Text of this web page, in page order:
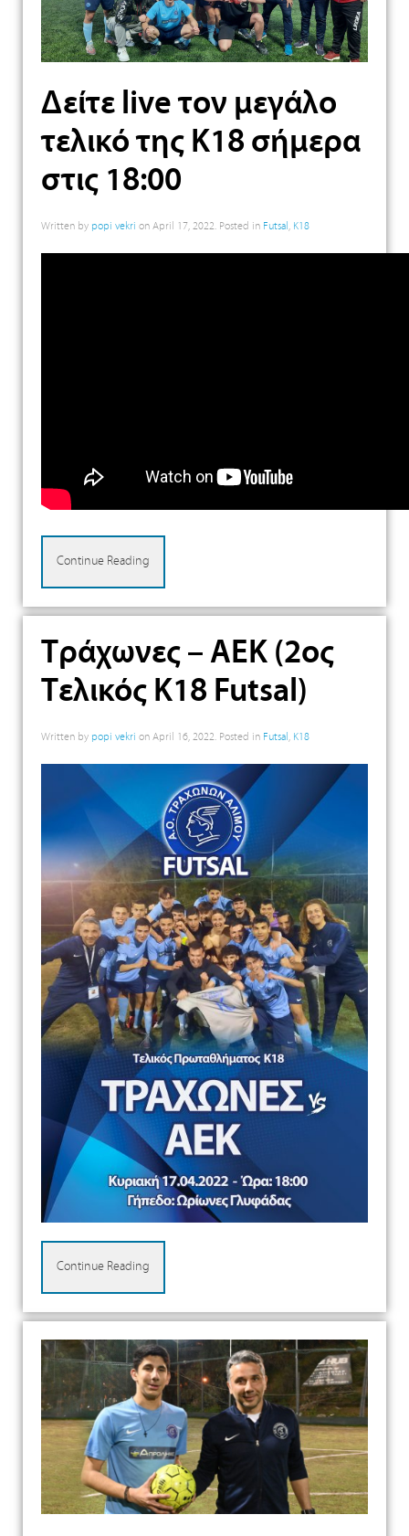
Δείτε live τον μεγάλο
τελικό της Κ18 σήμερα
στις 18:00
Written by popi vekri on April 17, 2022. Posted in Futsal , K18
Continue Reading
Τράχωνες – ΑΕΚ (2ος
Τελικός Κ18 Futsal)
Written by popi vekri on April 16, 2022. Posted in Futsal , K18
Continue Reading